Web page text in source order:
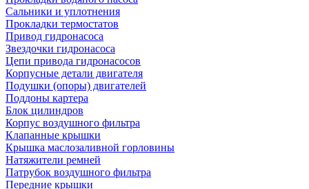
Сальники и уплотнения
Прокладки термостатов
Привод гидронасоса
Звездочки гидронасоса
Цепи привода гидронасосов
Корпусные детали двигателя
Подушки (опоры) двигателей
Поддоны картера
Блок цилиндров
Корпус воздушного фильтра
Клапанные крышки
Крышка маслозаливной горловины
Натяжители ремней
Патрубок воздушного фильтра
Передние крышки